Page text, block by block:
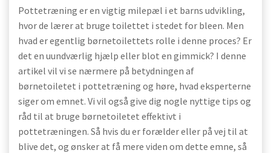
Pottetræning er en vigtig milepæl i et barns udvikling,
hvor de lærer at bruge toilettet i stedet for bleen. Men
hvad er egentlig børnetoilettets rolle i denne proces? Er
det en uundværlig hjælp eller blot en gimmick? I denne
artikel vil vi se nærmere på betydningen af
børnetoiletet i pottetræning og høre, hvad eksperterne
siger om emnet. Vi vil også give dig nogle nyttige tips og
råd til at bruge børnetoiletet effektivt i
pottetræningen. Så hvis du er forælder eller på vej til at
blive det, og ønsker at få mere viden om dette emne, så